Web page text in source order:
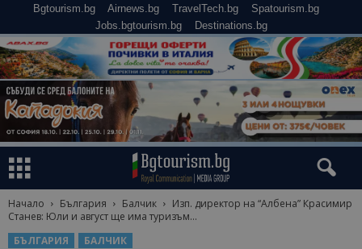
Bgtourism.bg Airnews.bg TravelTech.bg
Spatourism.bg
Jobs.bgtourism.bg
Destinations.bg
Начало България Балчик
Изп. директор на “Албена” Красимир
Станев: Юли и август ще има туризъм...
БЪЛГАРИЯ
БАЛЧИК